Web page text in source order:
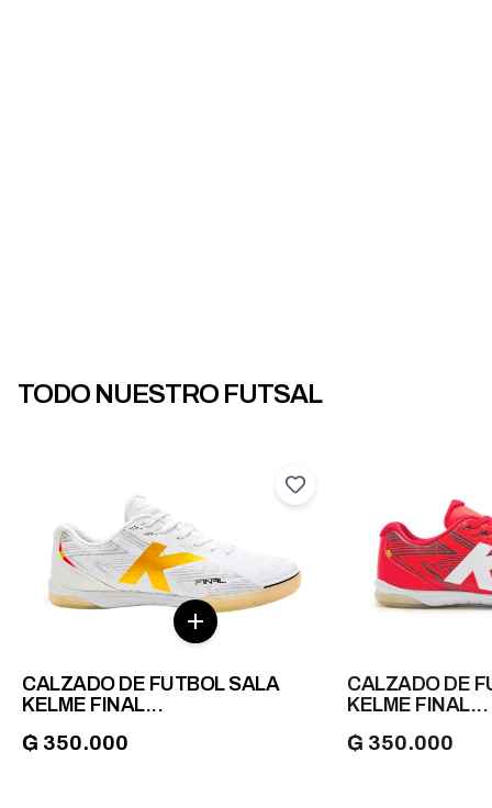
TODO NUESTRO FUTSAL
CALZADO DE FUTBOL SALA
KELME FINAL...
₲ 350.000
CALZADO DE
KELME FINAL...
₲ 350.000